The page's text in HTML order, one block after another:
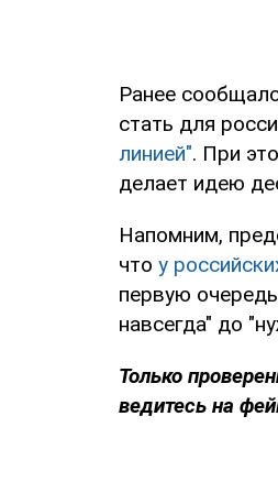
Ранее
стать для
линией". При
делает идею
Напомним,
что у
первую
навсегда" до
Только
ведитесь на